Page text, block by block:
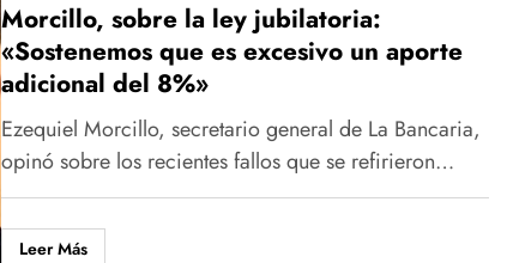
Morcillo, sobre la ley jubilatoria:
«Sostenemos que es excesivo un aporte
adicional del 8%»
Ezequiel Morcillo, secretario general de La Bancaria,
opinó sobre los recientes fallos que se refirieron…
Leer Más